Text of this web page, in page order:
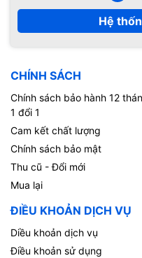
Hệ
CHÍNH SÁCH
Chính sách bảo hành 12
1 đổi 1
Cam kết chất lượng
Chính sách bảo mật
Thu cũ - Đổi mới
Mua lại
ĐIỀU KHOẢN DỊCH VỤ
Diều khoản dịch vụ
Điều khoản sử dụng